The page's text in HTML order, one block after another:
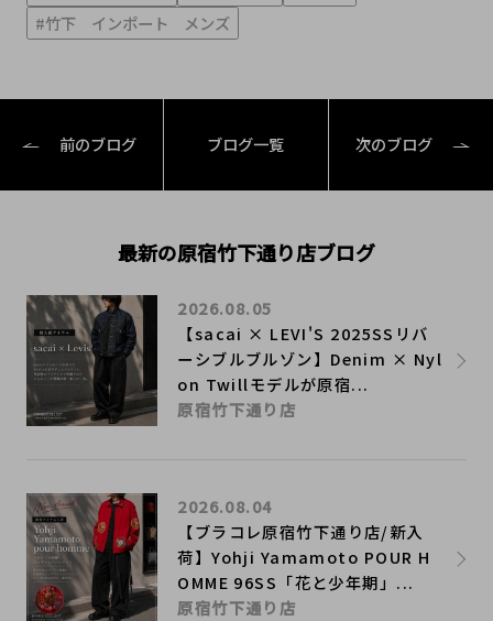
#竹下 インポート メンズ
前のブログ ブログ一覧 次のブログ
最新の原宿竹下通り店ブログ
【sacai × LEVI'S 2025SSリバ
ーシブルブルゾン】Denim × Nyl
on Twillモデルが原宿...
2026.08.05
原宿竹下通り店
【ブラコレ原宿竹下通り店/新入
荷】Yohji Yamamoto POUR H
OMME 96SS「花と少年期」...
2026.08.04
原宿竹下通り店